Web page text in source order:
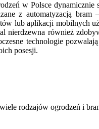
w Polsce
z automatyzacją
lub aplikacji mobilnych
nierdzewna również
technologie
posesji.
rodzajów ogrodzeń i